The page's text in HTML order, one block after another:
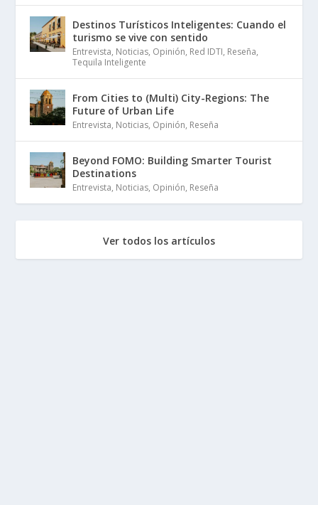
Destinos Turísticos Inteligentes: Cuando el
turismo se vive con sentido
Entrevista, Noticias, Opinión, Red IDTI, Reseña,
Tequila Inteligente
From Cities to (Multi) City-Regions: The
Future of Urban Life
Entrevista, Noticias, Opinión, Reseña
Beyond FOMO: Building Smarter Tourist
Destinations
Entrevista, Noticias, Opinión, Reseña
Ver todos los artículos